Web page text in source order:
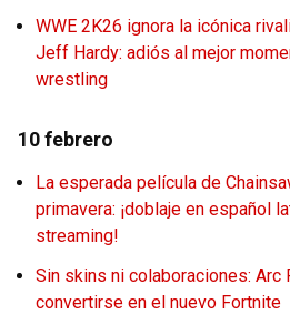
WWE 2K26 ignora la icónica
Jeff Hardy: adiós al mejor
wrestling
10 febrero
La esperada película de
primavera: ¡doblaje en español
streaming!
Sin skins ni colaboraciones: Arc
convertirse en el nuevo Fortnite